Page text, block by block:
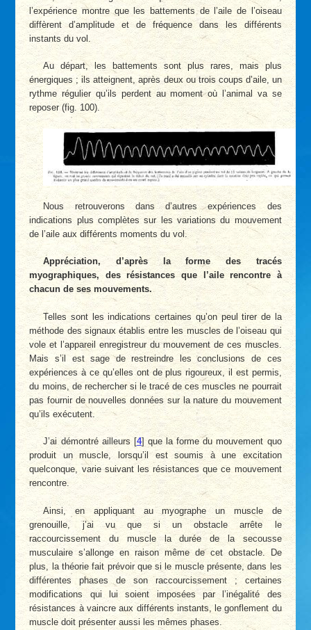
l’expérience montre que les battements de l’aile de l’oiseau
diffèrent d’amplitude et de fréquence dans les différents
instants du vol.
Au départ, les battements sont plus rares, mais plus
énergiques ; ils atteignent, après deux ou trois coups d’aile, un
rythme régulier qu’ils perdent au moment où l’animal va se
reposer (fig. 100).
Nous retrouverons dans d’autres expériences des
indications plus complètes sur les variations du mouvement
de l’aile aux différents moments du vol.
Appréciation, d’après la forme des tracés
myographiques, des résistances que l’aile rencontre à
chacun de ses mouvements.
Telles sont les indications certaines qu’on peul tirer de la
méthode des signaux établis entre les muscles de l’oiseau qui
vole et l’appareil enregistreur du mouvement de ces muscles.
Mais s’il est sage de restreindre les conclusions de ces
expériences à ce qu’elles ont de plus rigoureux, il est permis,
du moins, de rechercher si le tracé de ces muscles ne pourrait
pas fournir de nouvelles données sur la nature du mouvement
qu’ils exécutent.
J’ai démontré ailleurs[4] que la forme du mouvement quo
produit un muscle, lorsqu’il est soumis à une excitation
quelconque, varie suivant les résistances que ce mouvement
rencontre.
Ainsi, en appliquant au myographe un muscle de
grenouille, j’ai vu que si un obstacle arrête le
raccourcissement du muscle la durée de la secousse
musculaire s’allonge en raison même de cet obstacle. De
plus, la théorie fait prévoir que si le muscle présente, dans les
différentes phases de son raccourcissement ; certaines
modifications qui lui soient imposées par l’inégalité des
résistances à vaincre aux différents instants, le gonflement du
muscle doit présenter aussi les mêmes phases.